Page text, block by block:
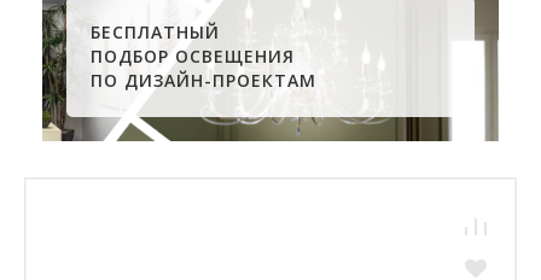
БЕСПЛАТНЫЙ
ПОДБОР ОСВЕЩЕНИЯ
ПО ДИЗАЙН-ПРОЕКТАМ